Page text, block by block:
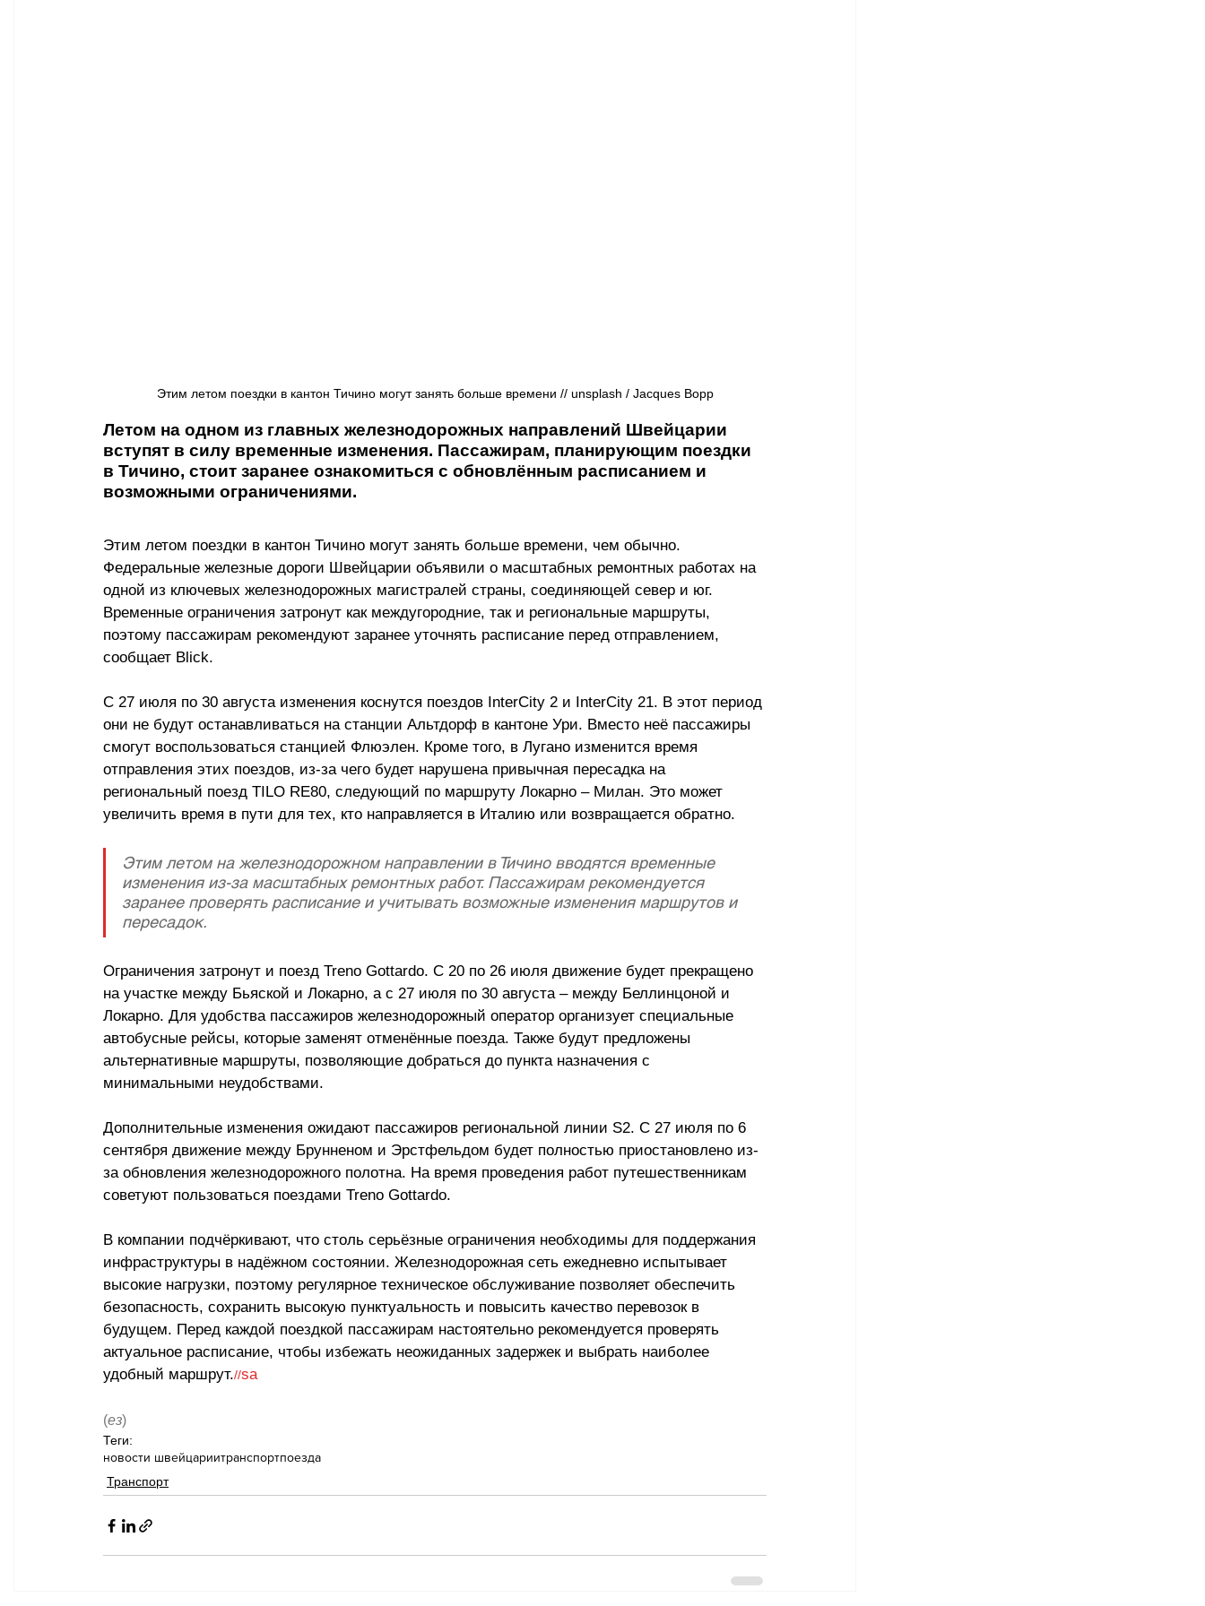
Этим летом поездки в кантон Тичино могут занять больше времени // unsplash / Jacques Bopp
Летом на одном из главных железнодорожных направлений Швейцарии
вступят в силу временные изменения. Пассажирам, планирующим поездки
в Тичино, стоит заранее ознакомиться с обновлённым расписанием и
возможными ограничениями.
Этим летом поездки в кантон Тичино могут занять больше времени, чем обычно.
Федеральные железные дороги Швейцарии объявили о масштабных ремонтных работах на
одной из ключевых железнодорожных магистралей страны, соединяющей север и юг.
Временные ограничения затронут как междугородние, так и региональные маршруты,
поэтому пассажирам рекомендуют заранее уточнять расписание перед отправлением,
сообщает Blick.
С 27 июля по 30 августа изменения коснутся поездов InterCity 2 и InterCity 21. В этот период
они не будут останавливаться на станции Альтдорф в кантоне Ури. Вместо неё пассажиры
смогут воспользоваться станцией Флюэлен. Кроме того, в Лугано изменится время
отправления этих поездов, из-за чего будет нарушена привычная пересадка на
региональный поезд TILO RE80, следующий по маршруту Локарно – Милан. Это может
увеличить время в пути для тех, кто направляется в Италию или возвращается обратно.
Этим летом на железнодорожном направлении в Тичино вводятся временные
изменения из-за масштабных ремонтных работ. Пассажирам рекомендуется
заранее проверять расписание и учитывать возможные изменения маршрутов и
пересадок.
Ограничения затронут и поезд Treno Gottardo. С 20 по 26 июля движение будет прекращено
на участке между Бьяской и Локарно, а с 27 июля по 30 августа – между Беллинцоной и
Локарно. Для удобства пассажиров железнодорожный оператор организует специальные
автобусные рейсы, которые заменят отменённые поезда. Также будут предложены
альтернативные маршруты, позволяющие добраться до пункта назначения с
минимальными неудобствами.
Дополнительные изменения ожидают пассажиров региональной линии S2. С 27 июля по 6
сентября движение между Брунненом и Эрстфельдом будет полностью приостановлено из-
за обновления железнодорожного полотна. На время проведения работ путешественникам
советуют пользоваться поездами Treno Gottardo.
В компании подчёркивают, что столь серьёзные ограничения необходимы для поддержания
инфраструктуры в надёжном состоянии. Железнодорожная сеть ежедневно испытывает
высокие нагрузки, поэтому регулярное техническое обслуживание позволяет обеспечить
безопасность, сохранить высокую пунктуальность и повысить качество перевозок в
будущем. Перед каждой поездкой пассажирам настоятельно рекомендуется проверять
актуальное расписание, чтобы избежать неожиданных задержек и выбрать наиболее
удобный маршрут.//sa
(ез)
Теги:
новости швейцариитранспортпоезда
Транспорт